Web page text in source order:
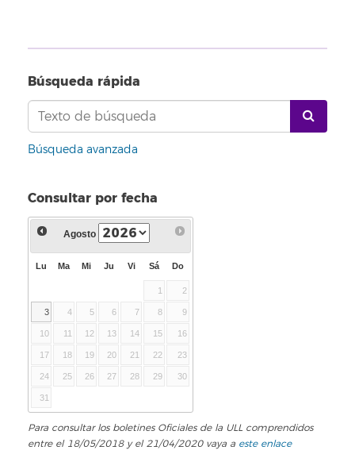
Búsqueda rápida
Búsqueda avanzada
Consultar por fecha
Agosto
Lu Ma Mi Ju Vi Sá Do
1 2
3 4 5 6 7 8 9
10 11 12 13 14 15 16
17 18 19 20 21 22 23
24 25 26 27 28 29 30
31
Para consultar los boletines Oficiales de la ULL comprendidos
entre el 18/05/2018 y el 21/04/2020 vaya a este enlace